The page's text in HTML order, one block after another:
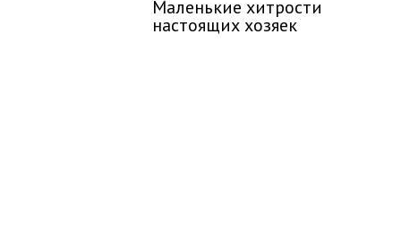
Маленькие хитрости
настоящих хозяек